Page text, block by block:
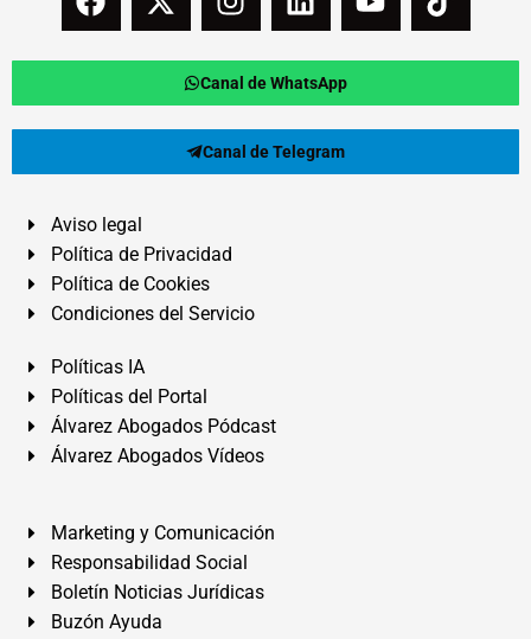
Canal de WhatsApp
Canal de Telegram
Aviso legal
Política de Privacidad
Política de Cookies
Condiciones del Servicio
Políticas IA
Políticas del Portal
Álvarez Abogados Pódcast
Álvarez Abogados Vídeos
Marketing y Comunicación
Responsabilidad Social
Boletín Noticias Jurídicas
Buzón Ayuda